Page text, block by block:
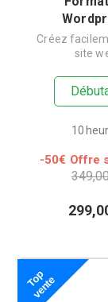
Créez
site
10
-50€ Offre
T
o
p
v
e
n
t
e